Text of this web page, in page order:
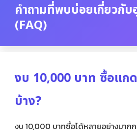
คำถามที่พบบ่อยเกี่ยวกั
(FAQ)
งบ 10,000 บาท ซื้อแกด
บ้าง?
งบ 10,000 บาทซื้อได้หลายอย่างมาก